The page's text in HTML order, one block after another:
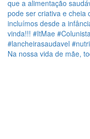
Na nossa vida de mãe,